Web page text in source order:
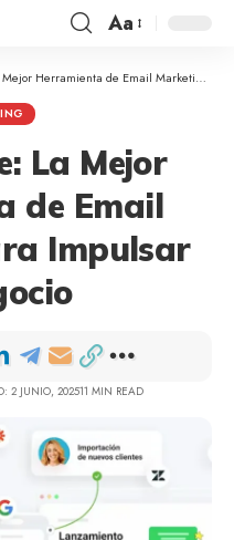
Aa
de Email Marketing para Impulsar tu Negocio
La Mejor
de Email
Impulsar
2 JUNIO, 202511 MIN READ